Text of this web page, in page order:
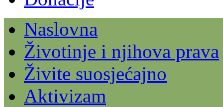
Naslovna
Životinje i njihova prava
Živite suosjećajno
Aktivizam